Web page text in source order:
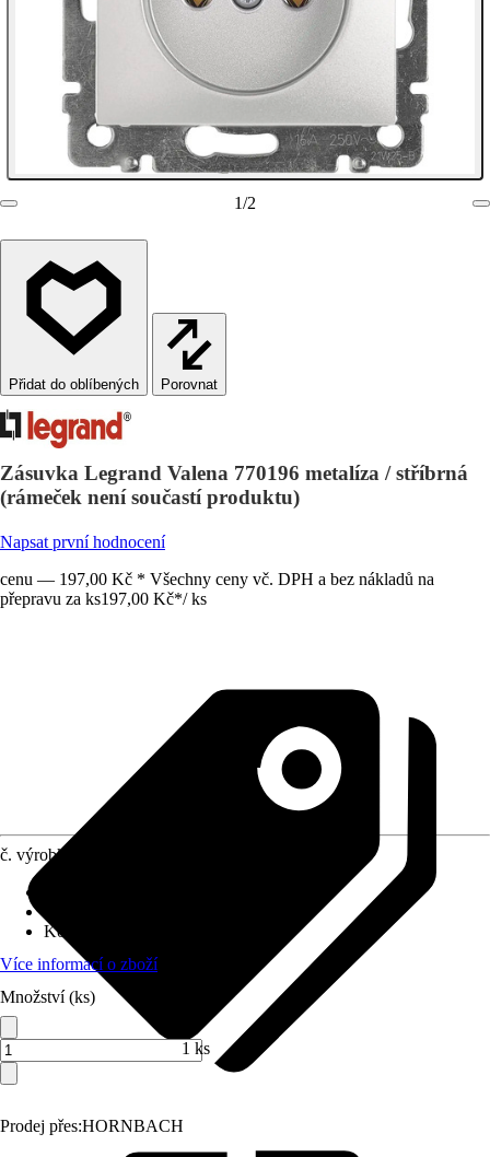
1/2
Porovnat
Zásuvka Legrand Valena 770196 metalíza / stříbrná
(rámeček není součastí produktu)
Napsat první hodnocení
cenu — 197,00 Kč * Všechny ceny vč. DPH a bez nákladů na
přepravu za ks197,00 Kč*/ ks
Prodej přes:HORNBACH
č. výrobku
Kód výrobku
Více informací o zboží
Množství (ks)
1 ks